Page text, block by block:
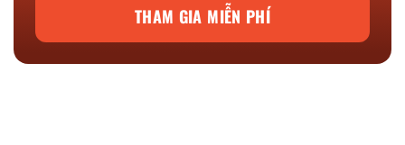
THAM GIA MIỄN PHÍ